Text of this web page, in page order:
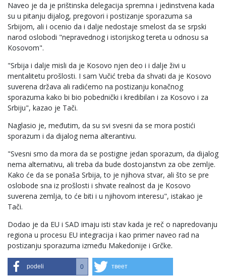
Naveo je da je prištinska delegacija spremna i jedinstvena kada
su u pitanju dijalog, pregovori i postizanje sporazuma sa
Srbijom, ali i ocenio da i dalje nedostaje smelost da se srpski
narod oslobodi "nepravednog i istorijskog tereta u odnosu sa
Kosovom".
"Srbija i dalje misli da je Kosovo njen deo i i dalje živi u
mentalitetu prošlosti. I sam Vučić treba da shvati da je Kosovo
suverena država ali radićemo na postizanju konačnog
sporazuma kako bi bio pobednički i kredibilan i za Kosovo i za
Srbiju", kazao je Tači.
Naglasio je, međutim, da su svi svesni da se mora postići
sporazum i da dijalog nema alterantivu.
"Svesni smo da mora da se postigne jedan sporazum, da dijalog
nema alternativu, ali treba da bude dostojanstvn za obe zemlje.
Kako će da se ponaša Srbija, to je njihova stvar, ali što se pre
oslobode sna iz prošlosti i shvate realnost da je Kosovo
suverena zemlja, to će biti i u njihovom interesu", istakao je
Tači.
Dodao je da EU i SAD imaju isti stav kada je reč o napredovanju
regiona u procesu EU integracija i kao primer naveo rad na
postizanju sporazuma između Makedonije i Grčke.
podeli 0 твеет